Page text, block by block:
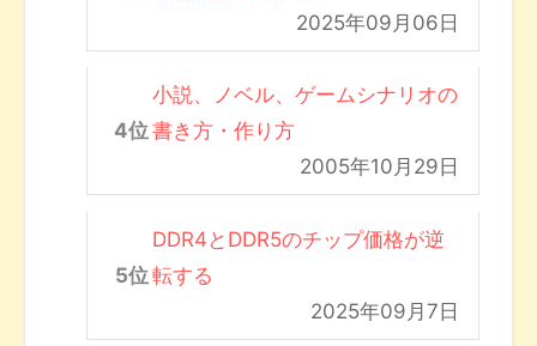
2025年09月06日
小説、ノベル、ゲームシナリオの
書き方・作り方
2005年10月29日
DDR4とDDR5のチップ価格が逆
転する
2025年09月7日